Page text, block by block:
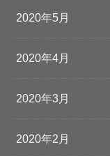
2020年5月
2020年4月
2020年3月
2020年2月